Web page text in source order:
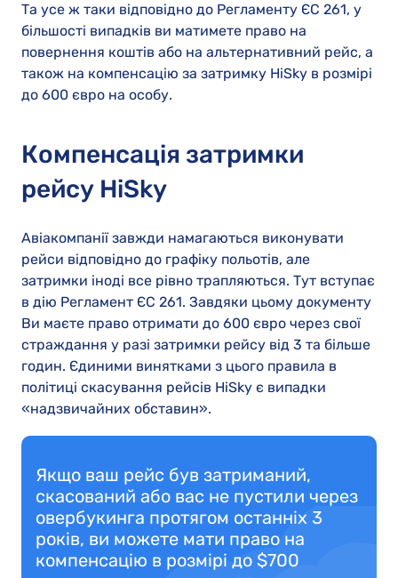
Та усе ж таки відповідно до Регламенту ЄС 261, у
більшості випадків ви матимете право на
повернення коштів або на альтернативний рейс, а
також на компенсацію за затримку HiSky в розмірі
до 600 євро на особу.
Компенсація затримки
рейсу HiSky
Авіакомпанії завжди намагаються виконувати
рейси відповідно до графіку польотів, але
затримки іноді все рівно трапляються. Тут вступає
в дію Регламент ЄС 261. Завдяки цьому документу
Ви маєте право отримати до 600 євро через свої
страждання у разі затримки рейсу від 3 та більше
годин. Єдиними винятками з цього правила в
політиці скасування рейсів HiSky є випадки
«надзвичайних обставин».
Якщо ваш рейс був затриманий,
скасований або вас не пустили через
овербукинга протягом останніх 3
років, ви можете мати право на
компенсацію в розмірі до $700